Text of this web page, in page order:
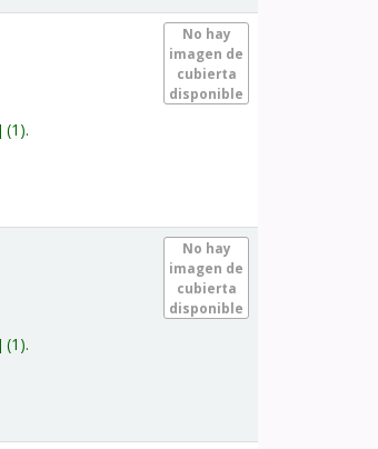
No hay
imagen de
cubierta
disponible
(1).
No hay
imagen de
cubierta
disponible
(1).